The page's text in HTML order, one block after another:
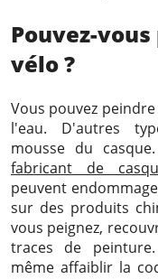
Pouvez-
vélo ?
Vous pouvez
l'eau. D'autres
mousse du
fabricant de
peuvent
sur des produits
vous peignez,
traces de
même affaiblir la